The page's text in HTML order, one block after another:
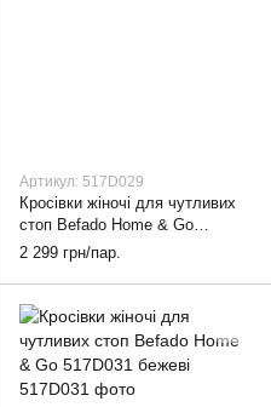
Артикул: 517D029
Кросівки жіночі для чутливих
стоп Befado Home & Go
517D029 рожеві, 36
2 299 грн/пар.